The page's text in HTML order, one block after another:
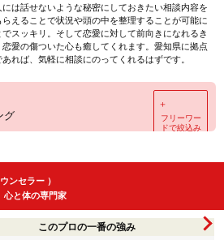
は話せないような秘密にしておきたい相談内容を
えることで状況や頭の中を整理することが可能に
スッキリ。そして恋愛に対して前向きになれるき
愛の傷ついた心も癒してくれます。愛知県に拠点
れば、気軽に相談にのってくれるはずです。
グ
＋
フリーワー
ドで絞込み
ンセラー ）
心と体の専門家
このプロの一番の強み